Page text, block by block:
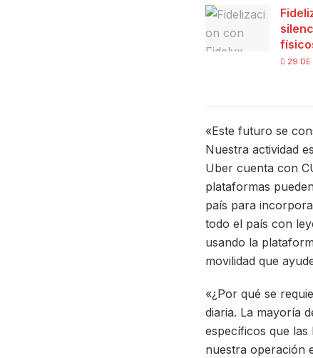
29
«Este futuro se
Nuestra actividad
Uber cuenta con
plataformas
país para
todo el país con
usando la
movilidad que
«¿Por qué se
diaria. La mayoría
específicos que las
nuestra operación